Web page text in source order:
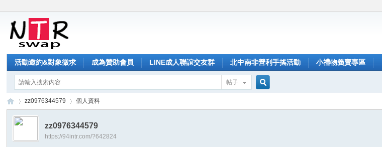
活動邀約&對象徵求 成為贊助會員 LINE成人聯誼交友群 北中南非營利手搖活動 小禮物義賣專區
帖子
NT›
zz0976344579 個人資料
zz0976344579
https://94intr.com/?642824